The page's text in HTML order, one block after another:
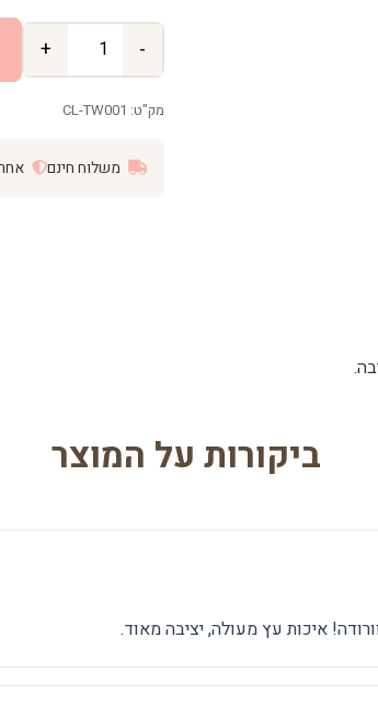
-
+
מק"ט: CL-TW001
משלוח חינם
ביקורות על המוצר
איכות עץ מעולה, יציבה מאוד.